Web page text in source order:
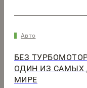
Авто
БЕЗ
ОДИН ИЗ САМЫХ
МИРЕ